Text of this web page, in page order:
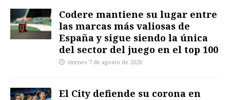
Codere mantiene su lugar entre
las marcas más valiosas de
España y sigue siendo la única
del sector del juego en el top 100
viernes 7 de agosto de 2026
El City defiende su corona en